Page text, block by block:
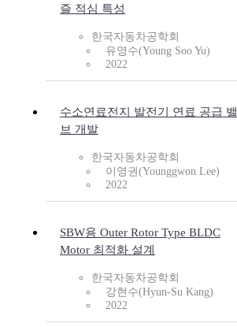
즐 적심 특성
한국자동차공학회
유영수(Young Soo Yu)
2022
수소연료전지 발전기 연료 공급 밸
브 개발
한국자동차공학회
이영권(Younggwon Lee)
2022
SBW용 Outer Rotor Type BLDC
Motor 최적화 설계
한국자동차공학회
강현수(Hyun-Su Kang)
2022